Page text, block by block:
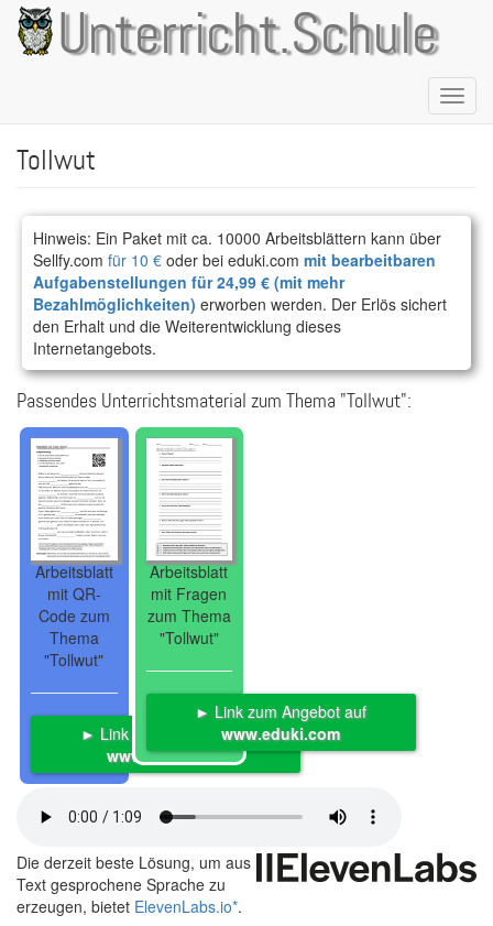
Direkt
zum
Inhalt
Unterricht.Schule
Tollwut
Hinweis: Ein Paket mit ca. 10000 Arbeitsblättern kann über
Sellfy.com für 10 € oder bei eduki.com mit bearbeitbaren
Aufgabenstellungen für 24,99 € (mit mehr
Bezahlmöglichkeiten) erworben werden. Der Erlös sichert
den Erhalt und die Weiterentwicklung dieses
Internetangebots.
Passendes Unterrichtsmaterial zum Thema "Tollwut":
Arbeitsblatt
mit QR-
Code zum
Thema
"Tollwut"
► Link zum Angebot auf
www.eduki.com
Arbeitsblatt
mit Fragen
zum Thema
"Tollwut"
► Link zum Angebot auf
www.eduki.com
Die derzeit beste Lösung, um aus
Text gesprochene Sprache zu
erzeugen, bietet ElevenLabs.io*.